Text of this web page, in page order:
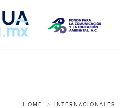
HOME INTERNACIONALES